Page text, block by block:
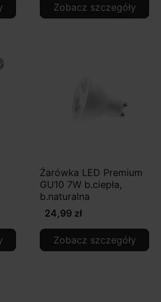
Zobacz szczegóły
Żarówka LED Premium
GU10 7W b.ciepła,
b.naturalna
24,99 zł
Zobacz szczegóły